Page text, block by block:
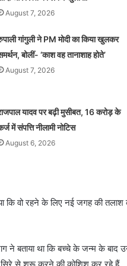
August 7, 2026
गांगुली ने PM मोदी का किया खुलकर
बोलीं- ‘काश वह तानाशाह होते’
August 7, 2026
यादव पर बढ़ी मुसीबत, 16 करोड़ के
में संपत्ति नीलामी नोटिस
August 6, 2026
कि वो रहने के लिए नई जगह की तलाश
ने बताया था कि बच्चे के जन्म के बाद